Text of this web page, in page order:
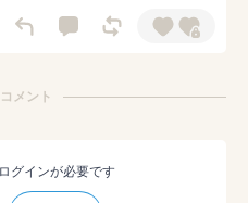
メント
グインが必要です